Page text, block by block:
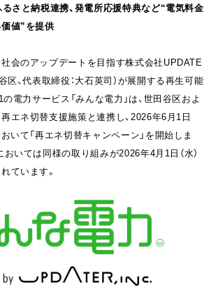
るさと納税連携、発電所応援特典など“電気料金
値”を提供
会のアップデートを目指す株式会社UPDATE
区、代表取締役：大石英司）が展開する再生可能
電力サービス「みんな電力」は、世田谷区およ
エネ切替支援施策と連携し、2026年6月1日
おいて「再エネ切替キャンペーン」を開始しま
おいては同様の取り組みが2026年4月1日（水）
ています。